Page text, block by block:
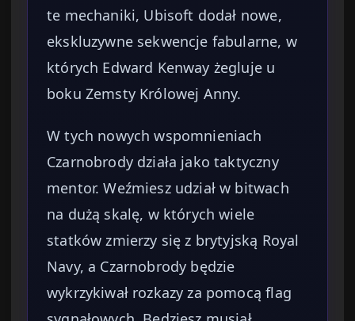
te mechaniki, Ubisoft dodał nowe,
ekskluzywne sekwencje fabularne, w
których Edward Kenway żegluje u
boku Zemsty Królowej Anny.
W tych nowych wspomnieniach
Czarnobrody działa jako taktyczny
mentor. Weźmiesz udział w bitwach
na dużą skalę, w których wiele
statków zmierzy się z brytyjską Royal
Navy, a Czarnobrody będzie
wykrzykiwał rozkazy za pomocą flag